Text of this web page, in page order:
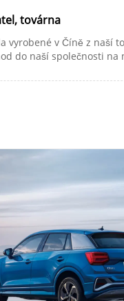
továrna
v Číně z naší
do naší společnosti na